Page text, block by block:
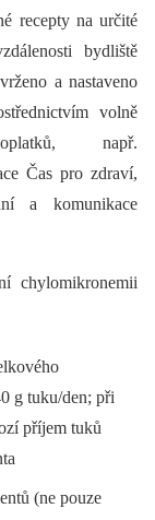
recepty na určité
bydliště
a nastaveno
volně
např.
Čas pro zdraví,
a komunikace
chylomikronemii
g tuku/den; při
příjem tuků
(ne pouze